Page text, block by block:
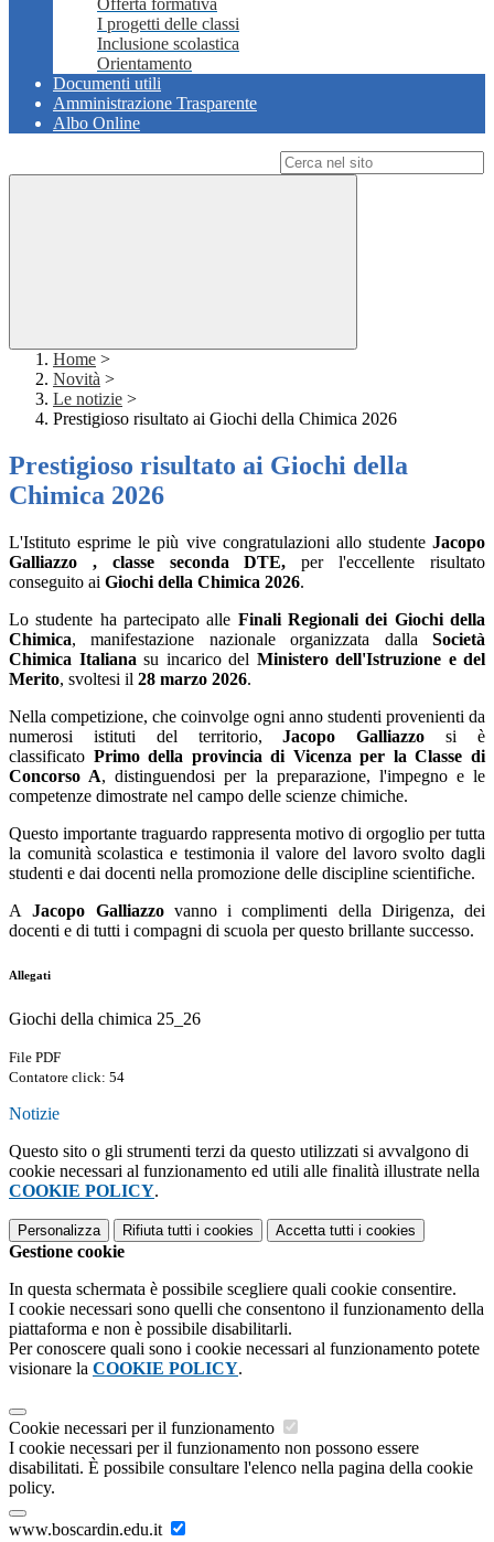
Offerta formativa
I progetti delle classi
Inclusione scolastica
Orientamento
Documenti utili
Amministrazione Trasparente
Albo Online
Home >
Novità >
Le notizie >
Prestigioso risultato ai Giochi della Chimica 2026
Prestigioso risultato ai Giochi della
Chimica 2026
L'Istituto esprime le più vive congratulazioni allo studente Jacopo
Galliazzo , classe seconda DTE,per l'eccellente risultato
conseguito ai Giochi della Chimica 2026.
Lo studente ha partecipato alle Finali Regionali dei Giochi della
Chimica, manifestazione nazionale organizzata dalla
Società
Chimica Italiana su incarico del Ministero dell'Istruzione e del
Merito, svoltesi il 28 marzo 2026.
Nella competizione, che coinvolge ogni anno studenti provenienti da
numerosi istituti del territorio,
Jacopo Galliazzo
si è
classificato Primo della provincia di Vicenza per la Classe di
Concorso A, distinguendosi per la preparazione, l'impegno e le
competenze dimostrate nel campo delle scienze chimiche.
Questo importante traguardo rappresenta motivo di orgoglio per tutta
la comunità scolastica e testimonia il valore del lavoro svolto dagli
studenti e dai docenti nella promozione delle discipline scientifiche.
A
Jacopo Galliazzo vanno i complimenti della Dirigenza, dei
docenti e di tutti i compagni di scuola per questo brillante successo.
Allegati
Giochi della chimica 25_26
File PDF
Contatore click: 54
Notizie
Questo sito o gli strumenti terzi da questo utilizzati si avvalgono di
cookie necessari al funzionamento ed utili alle finalità illustrate nella
COOKIE POLICY.
Personalizza Rifiuta tutti i cookies Accetta tutti i cookies
Gestione cookie
In questa schermata è possibile scegliere quali cookie consentire.
I cookie necessari sono quelli che consentono il funzionamento della
piattaforma e non è possibile disabilitarli.
Per conoscere quali sono i cookie necessari al funzionamento potete
visionare la COOKIE POLICY.
Cookie necessari per il funzionamento
I cookie necessari per il funzionamento non possono essere
disabilitati. È possibile consultare l'elenco nella pagina della cookie
policy.
www.boscardin.edu.it